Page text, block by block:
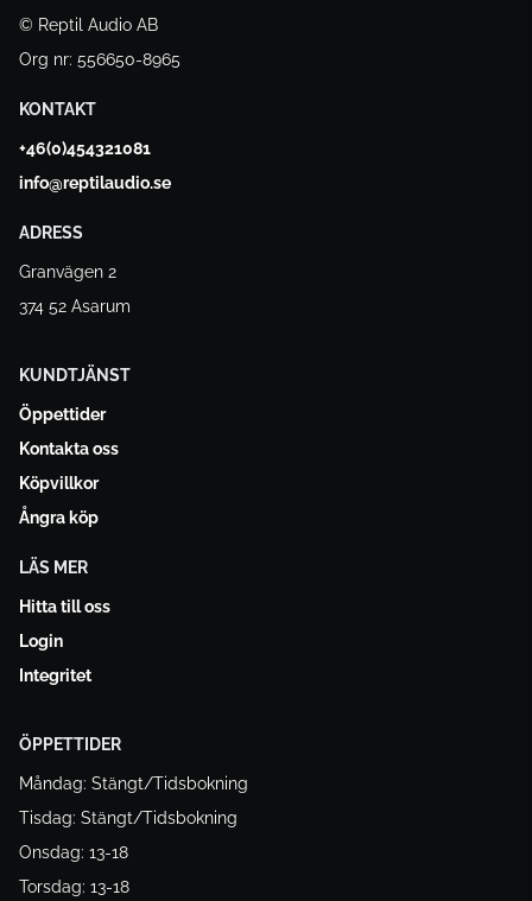
© Reptil Audio AB
Org nr: 556650-8965
KONTAKT
+46(0)454321081
info@reptilaudio.se
ADRESS
Granvägen 2
374 52 Asarum
KUNDTJÄNST
Öppettider
Kontakta oss
Köpvillkor
Ångra köp
LÄS MER
Hitta till oss
Login
Integritet
ÖPPETTIDER
Måndag: Stängt/Tidsbokning
Tisdag: Stängt/Tidsbokning
Onsdag: 13-18
Torsdag: 13-18